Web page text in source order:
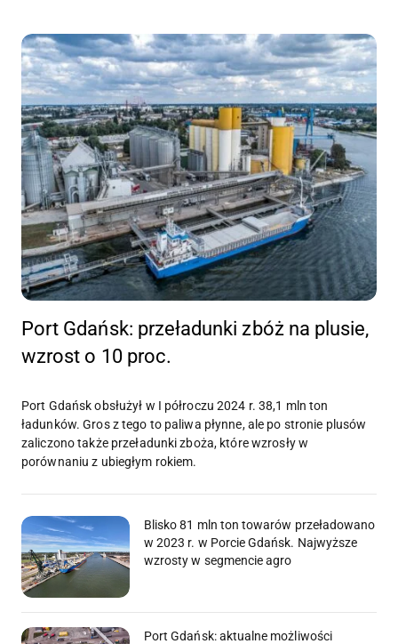
Port Gdańsk: przeładunki zbóż na plusie,
wzrost o 10 proc.
Port Gdańsk obsłużył w I półroczu 2024 r. 38,1 mln ton
ładunków. Gros z tego to paliwa płynne, ale po stronie plusów
zaliczono także przeładunki zboża, które wzrosły w
porównaniu z ubiegłym rokiem.
Blisko 81 mln ton towarów przeładowano
w 2023 r. w Porcie Gdańsk. Najwyższe
wzrosty w segmencie agro
Port Gdańsk: aktualne możliwości